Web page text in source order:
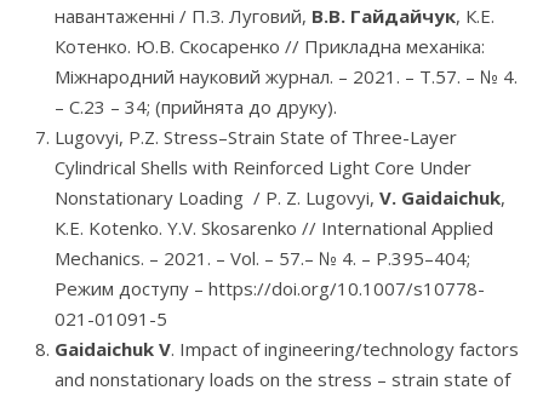
навантаженні / П.З. Луговий, В.В. Гайдайчук, К.Е.
Котенко. Ю.В. Скосаренко // Прикладна механіка:
Міжнародний науковий журнал. – 2021. – Т.57. – № 4.
– С.23 – 34; (прийнята до друку).
Lugovyi, P.Z. Stress–Strain State of Three-Layer
Cylindrical Shells with Reinforced Light Core Under
Nonstationary Loading / P. Z. Lugovyi, V. Gaidaichuk,
К.Е. Kotenko. Y.V. Skosarenko // International Applied
Mechanics. – 2021. – Vol. – 57.– № 4. – P.395–404;
Режим доступу – https://doi.org/10.1007/s10778-
021-01091-5
Gaidaichuk V. Impact of ingineering/technology factors
and nonstationary loads on the stress – strain state of